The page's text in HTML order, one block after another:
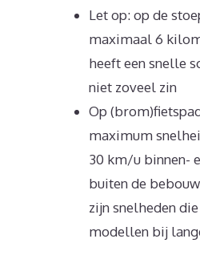
Let op: op de
maximaal 6
heeft een snelle
niet zoveel zin
Op
maximum
30 km/u binnen-
buiten de
zijn snelheden
modellen bij